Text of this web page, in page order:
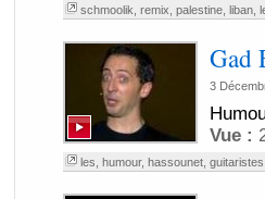
schmoolik remix palestine, liban,
Gad
3
Vue :
les humour, hassounet, guitaristes